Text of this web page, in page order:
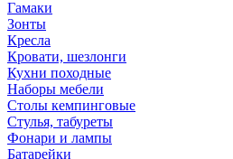
Гамаки
Зонты
Кресла
Кровати, шезлонги
Кухни походные
Наборы мебели
Столы кемпинговые
Стулья, табуреты
Фонари и лампы
Батарейки